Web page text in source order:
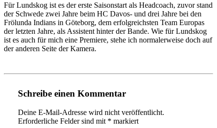
Für Lundskog ist es der erste Saisonstart als Headcoach, zuvor stand
der Schwede zwei Jahre beim HC Davos- und drei Jahre bei den
Frölunda Indians in Göteborg, dem erfolgreichsten Team Europas
der letzten Jahre, als Assistent hinter der Bande. Wie für Lundskog
ist es auch für mich eine Premiere, stehe ich normalerweise doch auf
der anderen Seite der Kamera.
Schreibe einen Kommentar
Deine E-Mail-Adresse wird nicht veröffentlicht.
Erforderliche Felder sind mit * markiert